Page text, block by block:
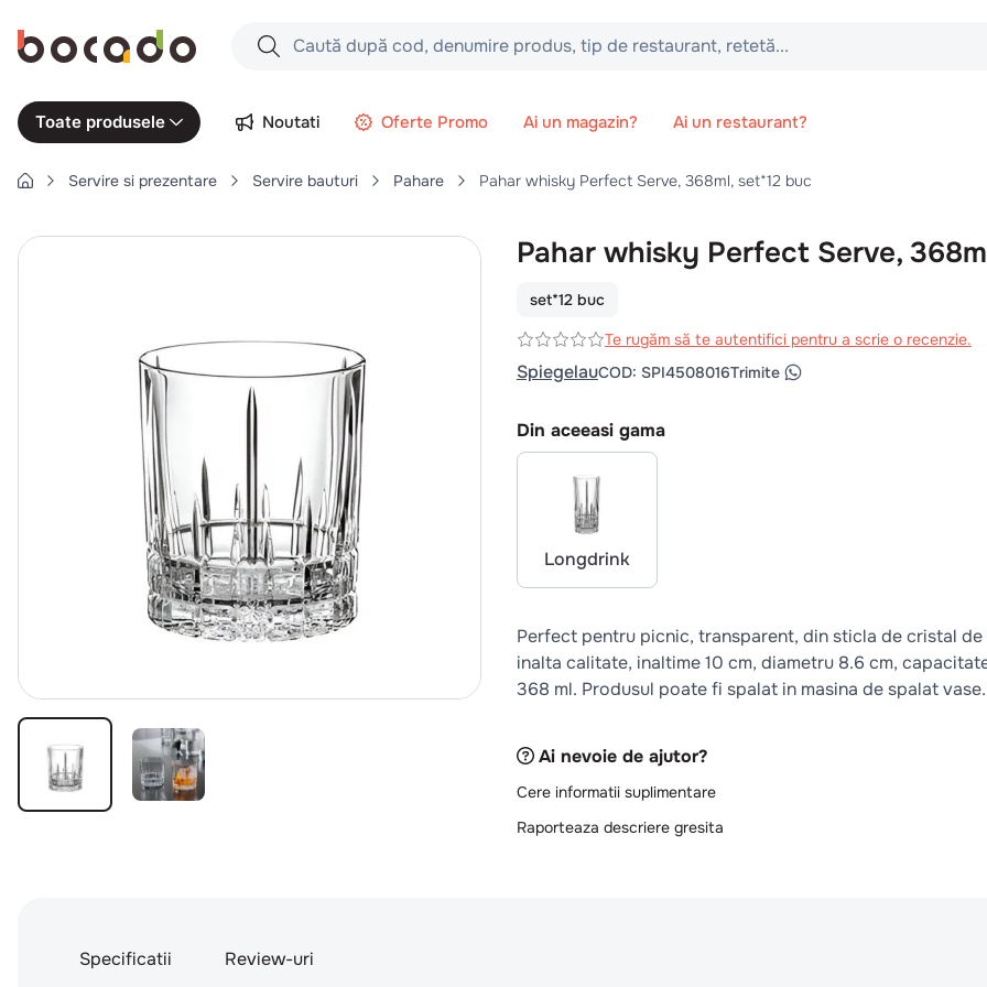
Caută după cod, denumire produs, tip de restaurant, retetă...
Căutări populare
3. pui
6. coaste
7. aripi
8
9
croissant
10
pizza
Toate produsele Noutati Oferte Promo Ai un magazin? Ai un restaurant?
Servire si prezentare Servire bauturi Pahare Pahar whisky Perfect Serve, 368ml, set*12 buc
Pahar whisky Perfect Serve,
set*12 buc
Te rugăm să te autentifici pentru a scrie o recenzie.
SpiegelauCOD: SPI4508016Trimite
Din aceeasi gama
Longdrink
Perfect pentru picnic, transparent, din sticla de cristal de
inalta calitate, inaltime 10 cm, diametru 8.6 cm,
368 ml. Produsul poate fi spalat in masina de spalat vase.
Ai nevoie de ajutor?
Cere informatii suplimentare
Raporteaza descriere gresita
Specificatii Review-uri